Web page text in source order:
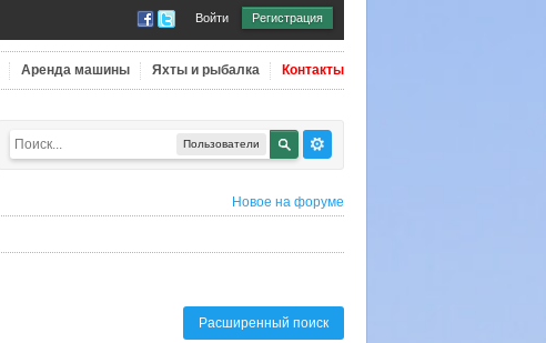
Войти Регистрация
Аренда машины Яхты и рыбалка Контакты
Пользователи
Новое на форуме
Расширенный поиск